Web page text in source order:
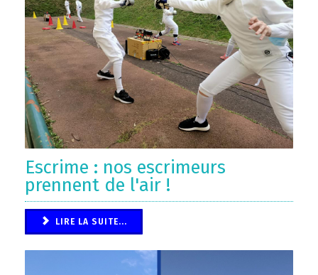
Escrime : nos escrimeurs
prennent de l'air !
LIRE LA SUITE...